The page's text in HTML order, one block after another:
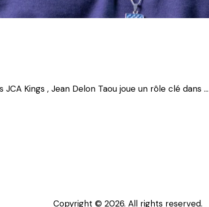
Kings , Jean Delon Taou joue un rôle clé dans …
Copyright © 2026. All rights reserved.